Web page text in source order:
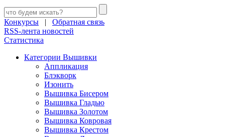
Конкурсы | Обратная связь
RSS-лента новостей
Статистика
Категории Вышивки
Аппликация
Блэкворк
Изонить
Вышивка Бисером
Вышивка Гладью
Вышивка Золотом
Вышивка Ковровая
Вышивка Крестом